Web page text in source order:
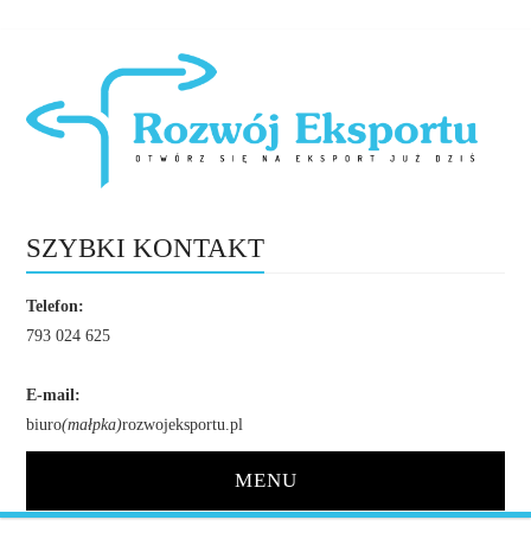
SZYBKI KONTAKT
Telefon:
793 024 625
E-mail:
biuro(małpka)rozwojeksportu.pl
MENU